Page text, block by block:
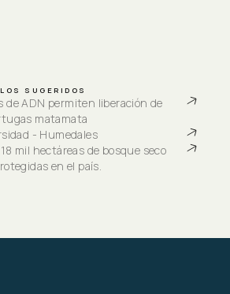
SUGERIDOS
de ADN permiten liberación de
matamata
- Humedales
mil hectáreas de bosque seco
en el país.